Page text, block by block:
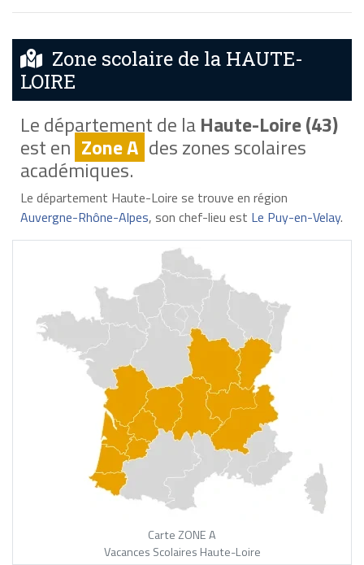
Zone scolaire de la HAUTE-
LOIRE
Le département de laHaute-Loire (43)
est en Zone A des zones scolaires
académiques.
Le département Haute-Loire se trouve en région
Auvergne-Rhône-Alpes, son chef-lieu est Le Puy-en-Velay.
Carte ZONE A
Vacances Scolaires Haute-Loire